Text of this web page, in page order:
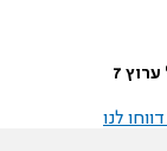
7
לנו